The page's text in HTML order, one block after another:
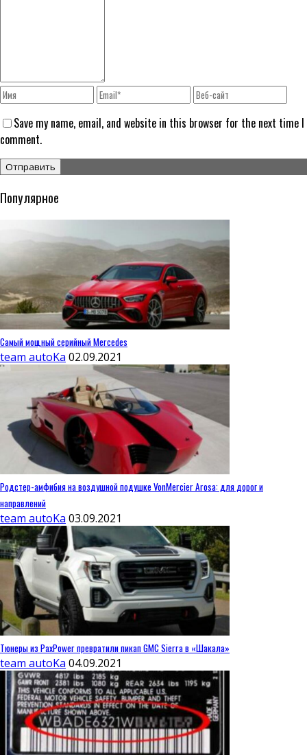
Save my name, email, and website in this browser for the next time I
comment.
Популярное
Самый мощный серийный Mercedes
team autoKa 02.09.2021
Родстер-амфибия на воздушной подушке VonMercier Arosa: для дорог и
направлений
team autoKa 03.09.2021
Тюнеры из PaxPower превратили пикап GMC Sierra в «Шакала»
team autoKa 04.09.2021